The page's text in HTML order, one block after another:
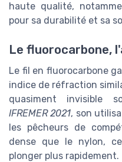
haute qualité,
pour sa durabilité et sa
Le fluorocarbone,
Le fil en fluorocarbone
indice de réfraction
quasiment invisible
IFREMER 2021, son
les pêcheurs de
dense que le nylon,
plonger plus rapidement.